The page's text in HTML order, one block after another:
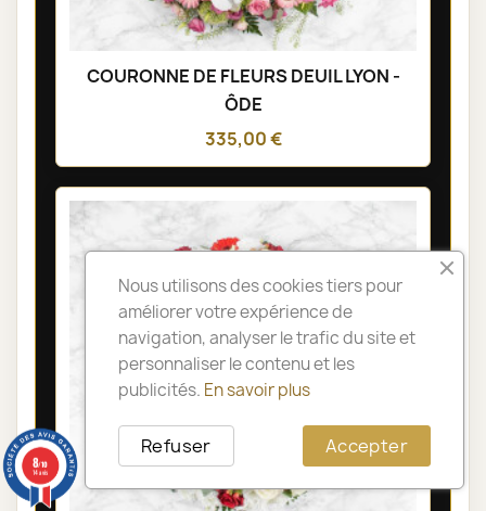
COURONNE DE FLEURS DEUIL LYON -
ÔDE
335,00 €
Nous utilisons des cookies tiers pour
améliorer votre expérience de
navigation, analyser le trafic du site et
personnaliser le contenu et les
publicités. En savoir plus
Accepter
Refuser
8/10
14 avis